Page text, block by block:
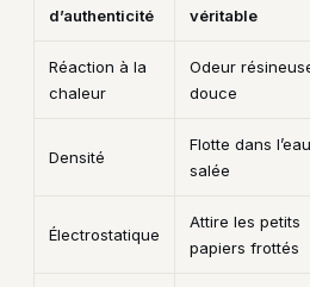
d’authenticité
véritable
Réaction à la
chaleur
Odeur
douce
Densité
Flotte dans l’eau
salée
Électrostatique
Attire les petits
papiers frottés